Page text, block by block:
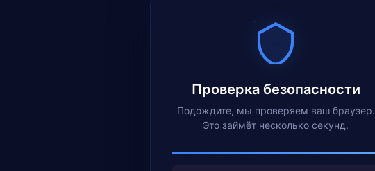
Проверка безопасности
Подождите, мы проверяем ваш браузер.
Это займёт несколько секунд.